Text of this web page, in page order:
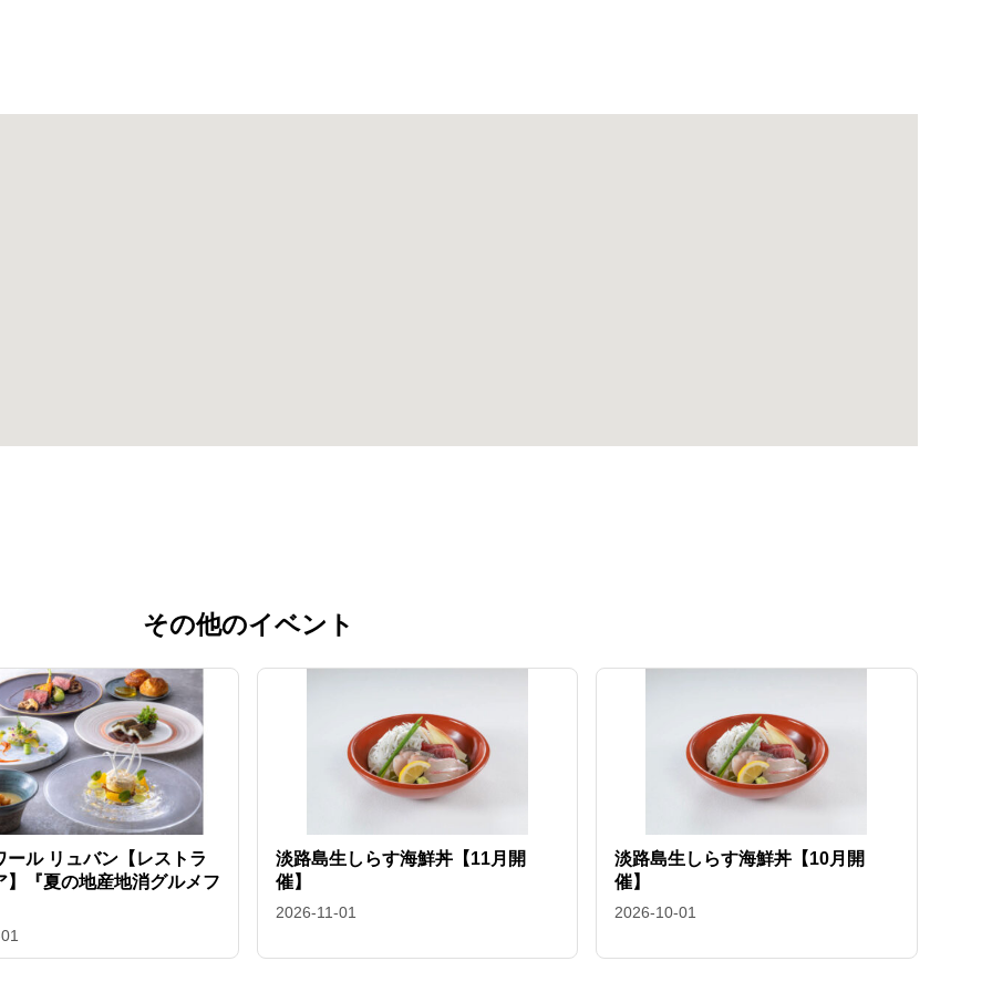
その他のイベント
ール リュバン【レストラ
】『夏の地産地消グルメフ
淡路島生しらす海鮮丼【11月開
催】
2026-11-01
淡路島生しらす海鮮丼【10月開
催】
2026-10-01